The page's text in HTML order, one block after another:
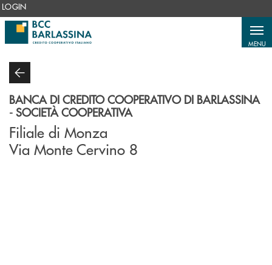
Salta al contenuto principale
LOGIN
MENU
BANCA DI CREDITO COOPERATIVO DI BARLASSINA
- SOCIETÀ COOPERATIVA
Filiale di Monza
Via Monte Cervino 8